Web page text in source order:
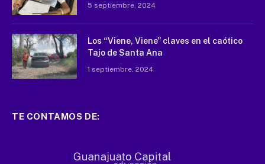
5 septiembre, 2024
Los “Viene, Viene” claves en el caótico
Tajo de Santa Ana
1 septiembre, 2024
TE CONTAMOS DE: